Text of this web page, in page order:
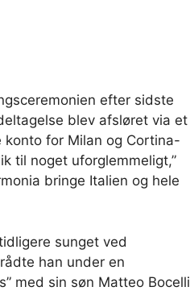
efter sidste
blev afsløret via et
for Milan og Cortina-
til noget uforglemmeligt,”
bringe Italien og hele
sunget ved
han under en
med sin søn Matteo Bocelli